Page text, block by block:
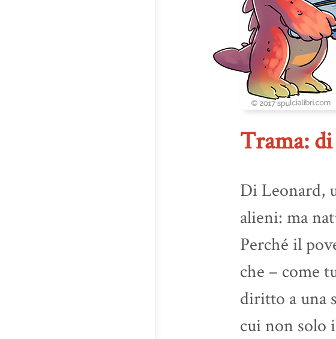
Trama:
Di Leonard,
alieni: ma
Perché il
che – come
diritto a una
cui non solo